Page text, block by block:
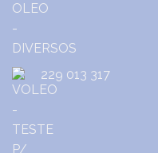
229 013 317